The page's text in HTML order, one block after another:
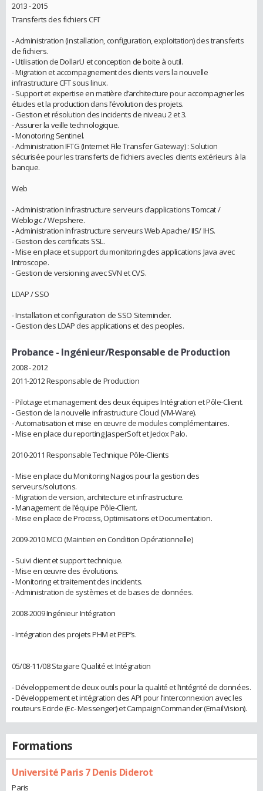
2013 - 2015
Transferts des fichiers CFT
- Administration (installation, configuration, exploitation) des transferts
de fichiers.
- Utilisation de DollarU et conception de boite à outil.
- Migration et accompagnement des clients vers la nouvelle
infrastructure CFT sous linux.
- Support et expertise en matière d’architecture pour accompagner les
études et la production dans l’évolution des projets.
- Gestion et résolution des incidents de niveau 2 et 3.
- Assurer la veille technologique.
- Monotoring Sentinel.
- Administration IFTG (Internet File Transfer Gateway) : Solution
sécurisée pour les transferts de fichiers avec les clients extérieurs à la
banque.
Web
- Administration Infrastructure serveurs d’applications Tomcat /
Weblogic / Wepshere.
- Administration Infrastructure serveurs Web Apache/ IIS/ IHS.
- Gestion des certificats SSL.
- Mise en place et support du monitoring des applications Java avec
Introscope.
- Gestion de versioning avec SVN et CVS.
LDAP / SSO
- Installation et configuration de SSO Siteminder.
- Gestion des LDAP des applications et des peoples.
Probance - Ingénieur/Responsable de Production
2008 - 2012
2011-2012 Responsable de Production
- Pilotage et management des deux équipes Intégration et Pôle-Client.
- Gestion de la nouvelle infrastructure Cloud (VM-Ware).
- Automatisation et mise en œuvre de modules complémentaires.
- Mise en place du reporting JasperSoft et Jedox Palo.
2010-2011 Responsable Technique Pôle-Clients
- Mise en place du Monitoring Nagios pour la gestion des
serveurs/solutions.
- Migration de version, architecture et infrastructure.
- Management de l’équipe Pôle-Client.
- Mise en place de Process, Optimisations et Documentation.
2009-2010 MCO (Maintien en Condition Opérationnelle)
- Suivi client et support technique.
- Mise en œuvre des évolutions.
- Monitoring et traitement des incidents.
- Administration de systèmes et de bases de données.
2008-2009 Ingénieur Intégration
- Intégration des projets PHM et PEP’s.
05/08-11/08 Stagiare Qualité et Intégration
- Développement de deux outils pour la qualité et l’intégrité de données.
- Développement et intégration des API pour l’interconnexion avec les
routeurs Ecircle (Ec- Messenger) et CampaignCommander (EmailVision).
Formations
Université Paris 7 Denis Diderot
Paris